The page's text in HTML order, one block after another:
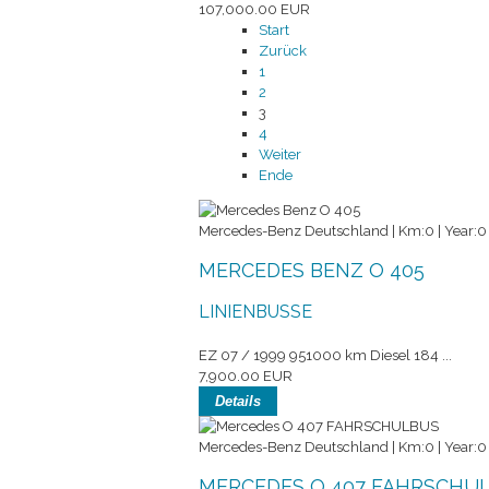
107,000.00 EUR
Start
Zurück
1
2
3
4
Weiter
Ende
Mercedes-Benz Deutschland | Km:0 | Year:0
MERCEDES BENZ O 405
LINIENBUSSE
EZ 07 / 1999 951000 km Diesel 184 ...
7,900.00 EUR
Details
Mercedes-Benz Deutschland | Km:0 | Year:0